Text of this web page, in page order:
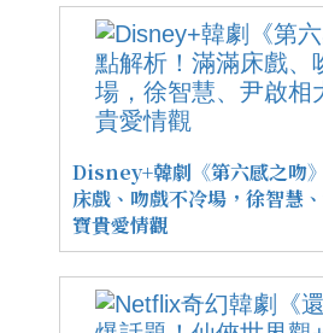
Disney+韓劇《第六感之吻
床戲、吻戲不冷場，徐智慧
寶貴愛情觀